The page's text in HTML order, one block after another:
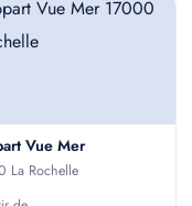
Vue Mer
La Rochelle